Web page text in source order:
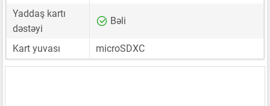
Yaddaş kartı
dəstəyi
Bəli
Kart yuvası microSDXC